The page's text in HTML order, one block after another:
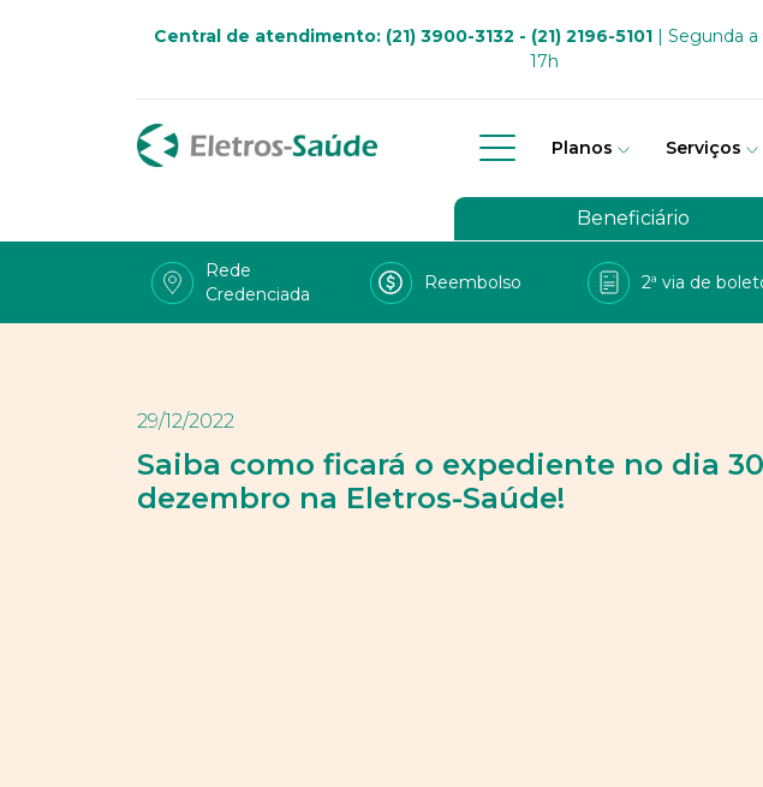
Central de atendimento: (21) 3900-3132 - (21) 2196-5101| Segunda a
17h
Planos Serviços
Quem somos
Governança
Viva Bem
Uso sustentável dos planos
Beneficiário
Rede
Credenciada
Reembolso 2ª via de
29/12/2022
Saiba como ficará o expediente no dia
dezembro na Eletros-Saúde!